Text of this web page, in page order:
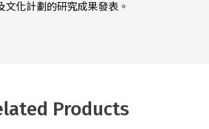
文化計劃的研究成果發表。
Products